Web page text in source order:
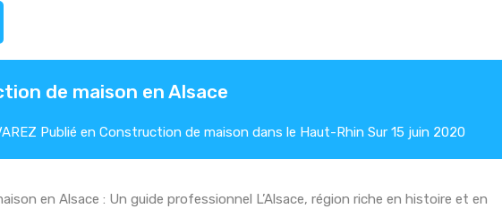
de maison en Alsace
Publié en Construction de maison dans le Haut-Rhin Sur 15 juin 2020
en Alsace : Un guide professionnel L’Alsace, région riche en histoire et en